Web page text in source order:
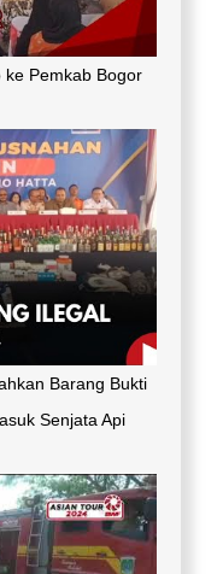
ke Pemkab Bogor
Barang Bukti
Senjata Api